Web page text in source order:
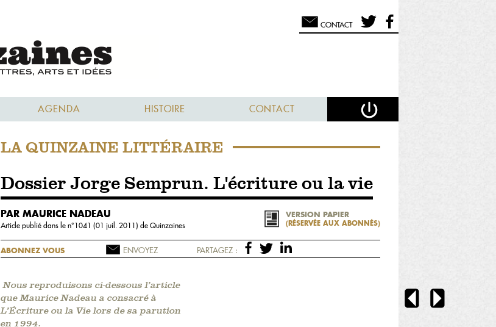
CONTACT
AGENDA HISTOIRE CONTACT
LA QUINZAINE LITTÉRAIRE
Dossier Jorge Semprun. L'écriture ou la vie
PAR MAURICE NADEAU
Article publié dans le n°1041 (01 juil. 2011)de Quinzaines
VERSION PAPIER
(RÉSERVÉE AUX ABONNÉS)
ABONNEZ VOUS ENVOYEZ PARTAGEZ :
Nous reproduisons ci-dessous l’article
que Maurice Nadeau a consacré à
L’Écriture ou la Vie lors de sa parution
en 1994.